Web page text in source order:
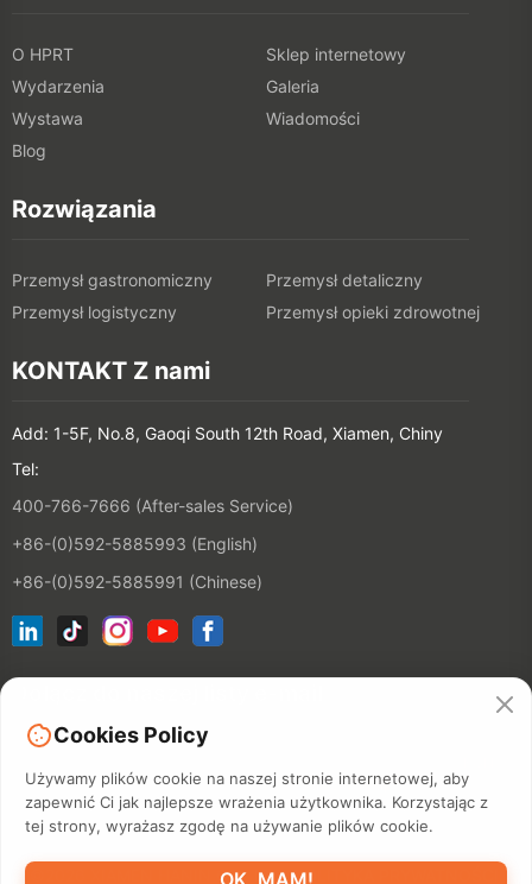
O HPRT
Sklep internetowy
Wydarzenia
Galeria
Wystawa
Wiadomości
Blog
Rozwiązania
Przemysł gastronomiczny
Przemysł detaliczny
Przemysł logistyczny
Przemysł opieki zdrowotnej
KONTAKT Z nami
Add: 1-5F, No.8, Gaoqi South 12th Road, Xiamen, Chiny
Tel:
400-766-7666 (After-sales Service)
+86-(0)592-5885993 (English)
+86-(0)592-5885991 (Chinese)
©2026 XIAMEN HANIN CO., LTD.POLITYKA PRYWATNOŚCI
Cookies Policy
Używamy plików cookie na naszej stronie internetowej, aby
zapewnić Ci jak najlepsze wrażenia użytkownika. Korzystając z
tej strony, wyrażasz zgodę na używanie plików cookie.
OK, MAM!